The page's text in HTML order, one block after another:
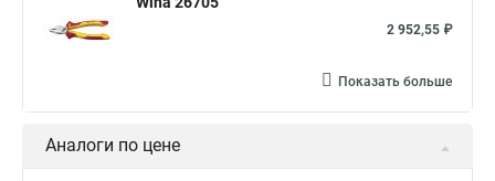
2 952,55 ₽
Показать больше
Аналоги по цене